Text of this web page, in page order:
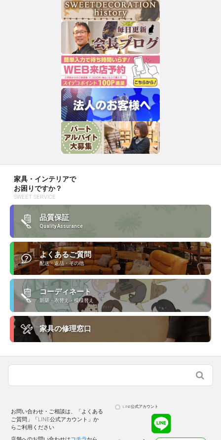
家具・インテリアで
お困りですか？
SWEET SERVICE
品質保証
Quality Assurance
よくあるご質問
配送・返品・その他
コーディネート
新築・衣替え・模様替え
家具の修理窓口
お問い合わせ・ご相談は、「よくある
ご質問」「LINE公式アカウント」か
らご利用ください
LINE公式アカウント